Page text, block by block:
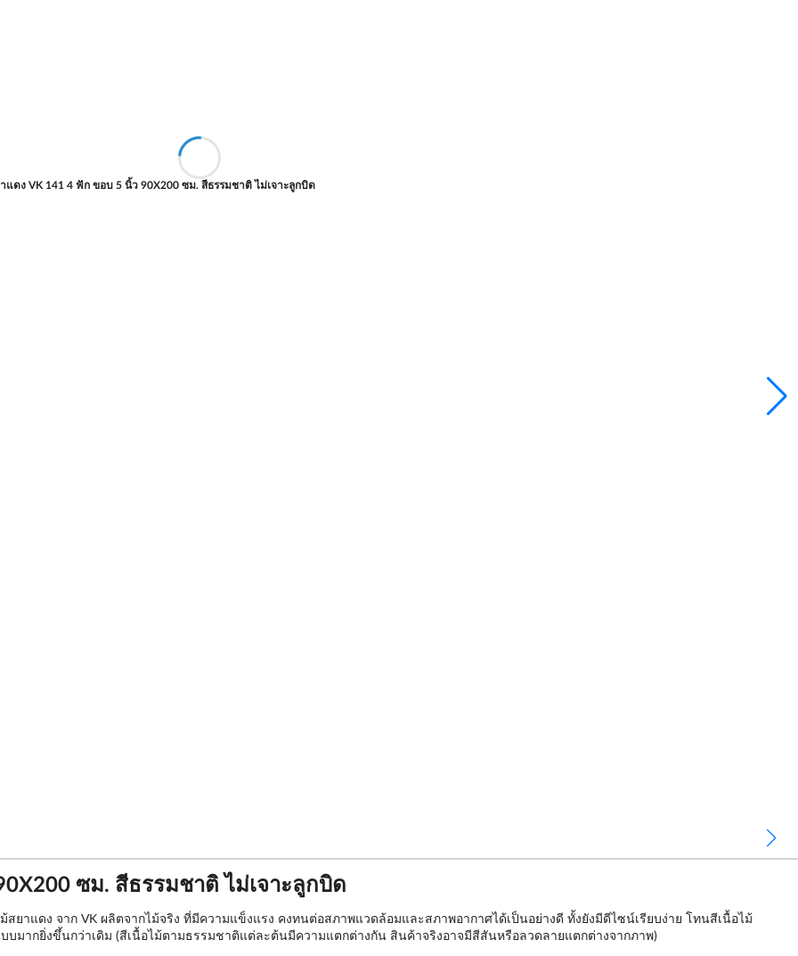
แดง VK 141 4 ฟัก ขอบ 5 นิ้ว 90X200 ซม. สีธรรมชาติ ไม่เจาะลูกบิด
ซม. สีธรรมชาติ ไม่เจาะลูกบิด
าแดง จาก VK ผลิตจากไม้จริง ที่มีความแข็งแรง คงทนต่อสภาพแวดล้อมและสภาพอากาศได้เป็นอย่างดี ทั้งยังมีดีไซน์เรียบง่าย โทนสีเนื้อไม้
มากยิ่งขึ้นกว่าเดิม (สีเนื้อไม้ตามธรรมชาติแต่ละต้นมีความแตกต่างกัน สินค้าจริงอาจมีสีสันหรือลวดลายแตกต่างจากภาพ)